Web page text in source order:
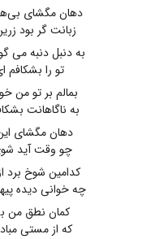
دهان مگشای
زبانت گر بود
به دنبل دنبه می
تو را بشکافم
بمالم بر تو من
به ناگاهانت
دهان مگشای
چو وقت آید
کدامین شوخ برد
چه خوانی دیده
کمان نطق من
که از مستی